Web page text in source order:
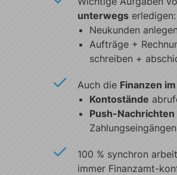
unterwegserledigen:
Neukunden anlegen
Aufträge +
schreiben +
Auch die Finanzen
Kontostände
Push-Nachrichten
Zahlungseingängen
100 % synchron
immer Finanzamt-